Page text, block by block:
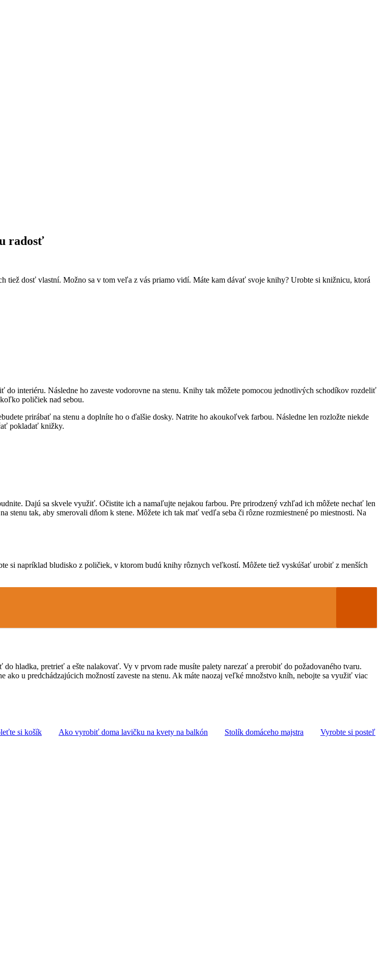
radosť
tiež dosť vlastní. Možno sa v tom veľa z vás priamo vidí. Máte kam dávať svoje knihy? Urobte si knižnicu, ktorá
interiéru. Následne ho zaveste vodorovne na stenu. Knihy tak môžete pomocou jednotlivých schodíkov rozdeliť
poličiek nad sebou.
prirábať na stenu a doplníte ho o ďalšie dosky. Natrite ho akoukoľvek farbou. Následne len rozložte niekde
pokladať knižky.
Dajú sa skvele využiť. Očistite ich a namaľujte nejakou farbou. Pre prirodzený vzhľad ich môžete nechať len
tak, aby smerovali dňom k stene. Môžete ich tak mať vedľa seba či rôzne rozmiestnené po miestnosti. Na
si napríklad bludisko z poličiek, v ktorom budú knihy rôznych veľkostí. Môžete tiež vyskúšať urobiť z menších
hladka, pretrieť a ešte nalakovať. Vy v prvom rade musíte palety narezať a prerobiť do požadovaného tvaru.
u predchádzajúcich možností zaveste na stenu. Ak máte naozaj veľké množstvo kníh, nebojte sa využiť viac
si košík Ako vyrobiť doma lavičku na kvety na balkón Stolík domáceho majstra Vyrobte si posteľ